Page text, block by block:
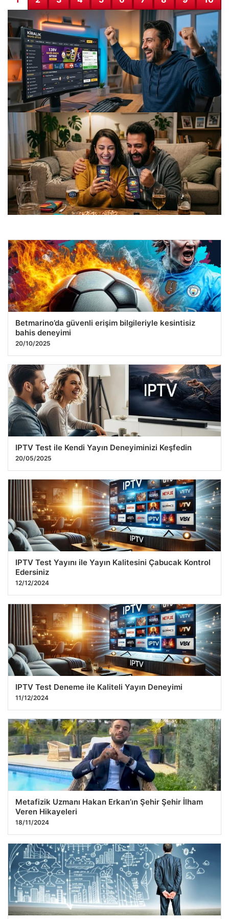
Kaliteli Bahis Sitesi Kiralama Çözümleri
07.04.2026 08:19
Heyecan Odaklı Online Platform Viabahis
27.02.2026 09:29
Betmarino’da güvenli erişim bilgileriyle kesintisiz
bahis deneyimi
20/10/2025
IPTV Test ile Kendi Yayın Deneyiminizi Keşfedin
20/05/2025
IPTV Test Yayını ile Yayın Kalitesini Çabucak Kontrol
Edersiniz
12/12/2024
IPTV Test Deneme ile Kaliteli Yayın Deneyimi
11/12/2024
Metafizik Uzmanı Hakan Erkan’ın Şehir Şehir İlham
Veren Hikayeleri
18/11/2024